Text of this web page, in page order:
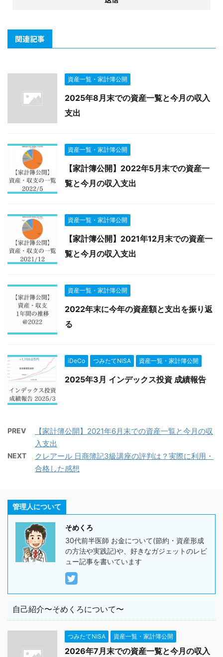
関連記事
資産一覧・家計簿公開
2025年8月末での資産一覧と今月の収入
支出
資産一覧・家計簿公開
【家計簿公開】2022年5月末での資産一
覧と今月の収入支出
資産一覧・家計簿公開
【家計簿公開】2021年12月末での資産一
覧と今月の収入支出
資産一覧・家計簿公開
2022年末に今年の資産額と支出を振り返
る
iDeCo つみたてNISA 資産一覧・家計簿公開
2025年3月 インデックス投資 成績報告
PREV
【家計簿公開】2021年6月末での資産一覧と今月の収
入支出
NEXT
クレアール 日商簿記3級講座の評判は？実際に利用・
合格した感想
管理人について
そめくろ
30代前半医師 お金について(節約・資産形成
の方法や実践記)や、好きなガジェットのレビ
ュー記事を書いています
自己紹介〜そめくろについて〜
つみたてNISA 資産一覧・家計簿公開
2026年7月末での資産一覧と今月の収入